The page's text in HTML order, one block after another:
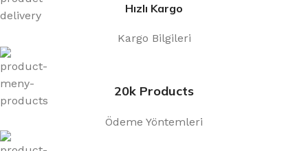
Hızlı Kargo
Kargo Bilgileri
20k Products
Ödeme Yöntemleri